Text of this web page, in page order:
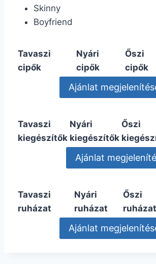
Skinny
Boyfriend
Tavaszi
cipők
Nyári
cipők
Őszi
cipők
Tavaszi
kiegészítők
Nyári
kiegészítők
Őszi
Tavaszi
ruházat
Nyári
ruházat
Őszi
ruházat